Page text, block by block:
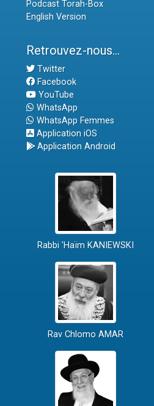
Podcast Torah-Box
English Version
Retrouvez-nous...
Twitter
Facebook
YouTube
WhatsApp
WhatsApp Femmes
Application iOS
Application Android
Rabbi 'Haïm KANIEWSKI
Rav Chlomo AMAR